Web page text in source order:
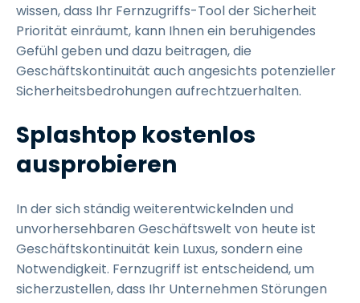
wissen, dass Ihr Fernzugriffs-Tool der Sicherheit
Priorität einräumt, kann Ihnen ein beruhigendes
Gefühl geben und dazu beitragen, die
Geschäftskontinuität auch angesichts potenzieller
Sicherheitsbedrohungen aufrechtzuerhalten.
Splashtop kostenlos
ausprobieren
In der sich ständig weiterentwickelnden und
unvorhersehbaren Geschäftswelt von heute ist
Geschäftskontinuität kein Luxus, sondern eine
Notwendigkeit. Fernzugriff ist entscheidend, um
sicherzustellen, dass Ihr Unternehmen Störungen